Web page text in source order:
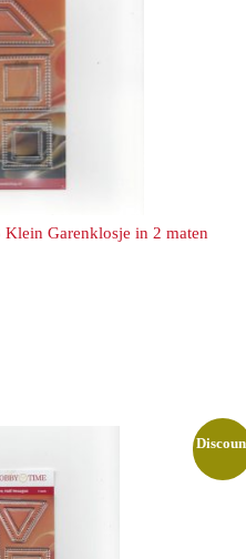
Klein Garenklosje in 2 maten